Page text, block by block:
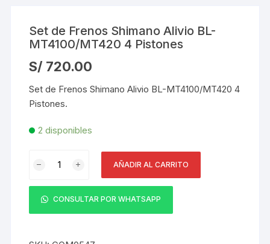
Set de Frenos Shimano Alivio BL-
MT4100/MT420 4 Pistones
S/ 720.00
Set de Frenos Shimano Alivio BL-MT4100/MT420 4
Pistones.
2 disponibles
Frenos
Shimano
Alivio
AÑADIR AL CARRITO
CONSULTAR POR WHATSAPP